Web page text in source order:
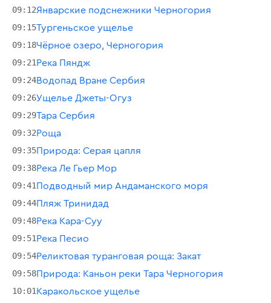
09:12Январские подснежники Черногория
09:15Тургеньское ущелье
09:18Чёрное озеро, Черногория
09:21Река Пяндж
09:24Водопад Вране Сербия
09:26Ущелье Джеты-Огуз
09:29Тара Сербия
09:32Роща
09:35Природа: Серая цапля
09:38Река Ле Гьер Мор
09:41Подводный мир Андаманского моря
09:44Пляж Тринидад
09:48Река Кара-Суу
09:51Река Песио
09:54Реликтовая туранговая роща: Закат
09:58Природа: Каньон реки Тара Черногория
10:01Каракольское ущелье